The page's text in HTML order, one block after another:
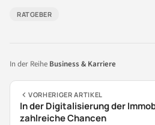
RATGEBER
In der Reihe Business & Karriere
VORHERIGER ARTIKEL
In der Digitalisierung der
zahlreiche Chancen